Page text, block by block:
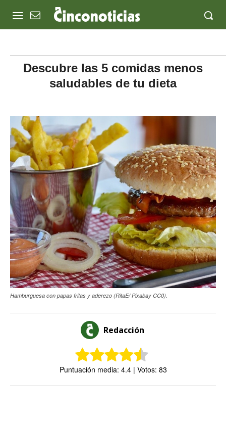
Descubre las 5 comidas menos
saludables de tu dieta
Hamburguesa con papas fritas y aderezo (RitaE/ Pixabay CC0).
Redacción
Puntuación media: 4.4 | Votos: 83